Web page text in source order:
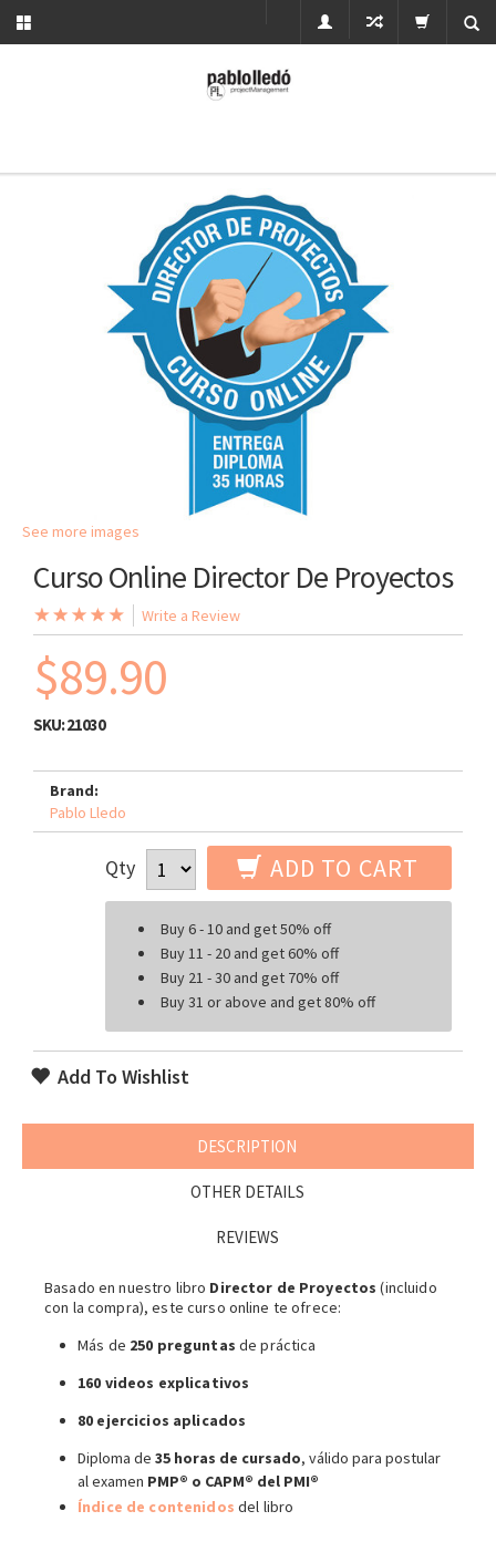
See more images
Curso Online Director De Proyectos
Write a Review
$89.90
SKU:21030
Brand:
Pablo Lledo
Qty ADD TO CART
Buy 6 - 10 and get 50% off
Buy 11 - 20 and get 60% off
Buy 21 - 30 and get 70% off
Buy 31 or above and get 80% off
Add To Wishlist
DESCRIPTION
OTHER DETAILS
REVIEWS
Basado en nuestro libro Director de Proyectos (incluido
con la compra), este curso online te ofrece:
Más de 250 preguntas de práctica
160 videos explicativos
80 ejercicios aplicados
Diploma de 35 horas de cursado, válido para postular
al examen PMP® o CAPM® del PMI®
Índice de contenidos del libro